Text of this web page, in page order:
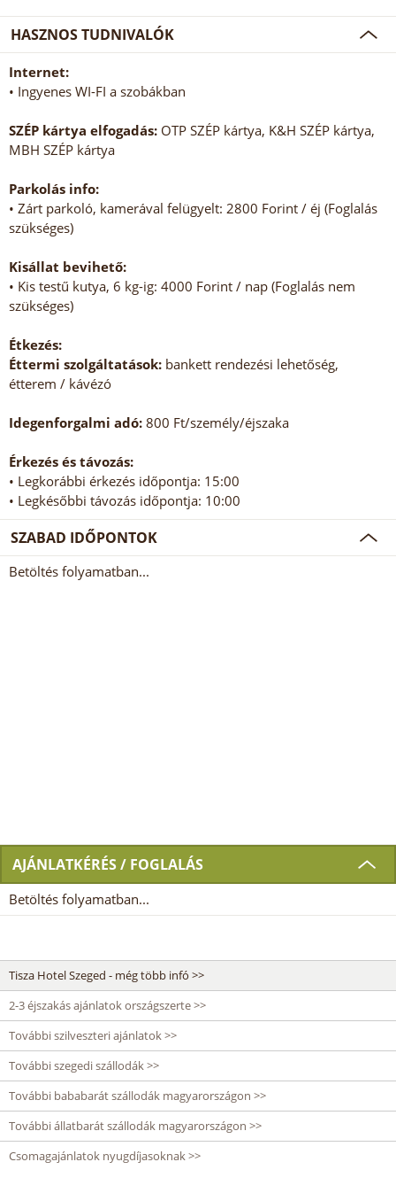
HASZNOS TUDNIVALÓK
Internet:
• Ingyenes WI-FI a szobákban
SZÉP kártya elfogadás: OTP SZÉP kártya, K&H SZÉP kártya,
MBH SZÉP kártya
Parkolás info:
• Zárt parkoló, kamerával felügyelt: 2800 Forint / éj (Foglalás
szükséges)
Kisállat bevihető:
• Kis testű kutya, 6 kg-ig: 4000 Forint / nap (Foglalás nem
szükséges)
Étkezés:
Éttermi szolgáltatások: bankett rendezési lehetőség,
étterem / kávézó
Idegenforgalmi adó: 800 Ft/személy/éjszaka
Érkezés és távozás:
• Legkorábbi érkezés időpontja: 15:00
• Legkésőbbi távozás időpontja: 10:00
SZABAD IDŐPONTOK
Betöltés folyamatban...
AJÁNLATKÉRÉS / FOGLALÁS
Betöltés folyamatban...
Tisza Hotel Szeged - még több infó >>
2-3 éjszakás ajánlatok országszerte >>
További szilveszteri ajánlatok >>
További szegedi szállodák >>
További bababarát szállodák magyarországon >>
További állatbarát szállodák magyarországon >>
Csomagajánlatok nyugdíjasoknak >>